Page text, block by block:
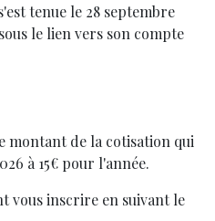
tenue le 28 septembre
le lien vers son compte
montant de la cotisation qui
à 15€ pour l'année.
vous inscrire en suivant le